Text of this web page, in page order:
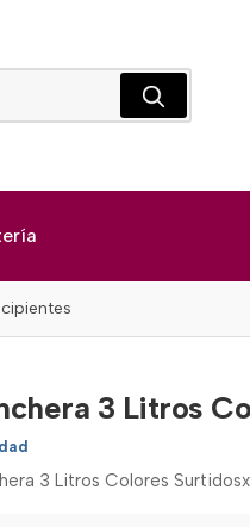
3 Litros
3 Litros Colores